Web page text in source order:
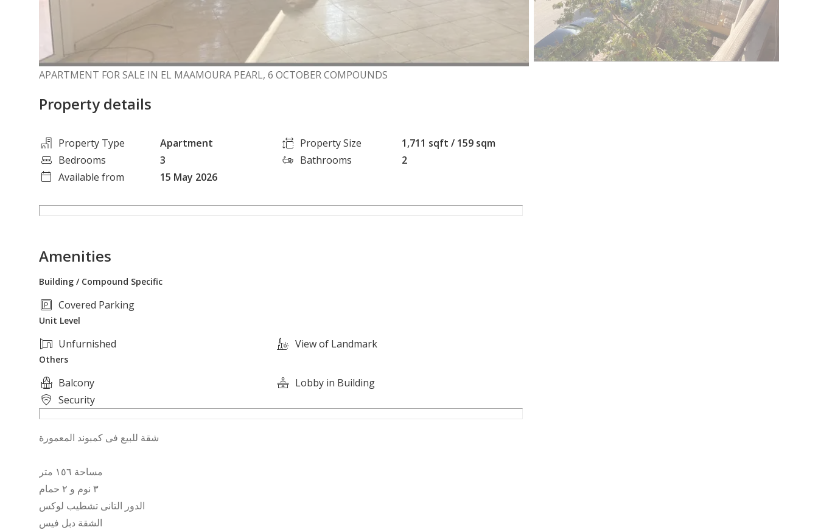
APARTMENT FOR SALE IN EL MAAMOURA PEARL, 6 OCTOBER COMPOUNDS
Property details
Property Type Apartment Property Size
1,711 sqft / 159 sqm
Bedrooms
3 Bathrooms
2
Available from
15 May 2026
Amenities
Building / Compound Specific
Covered Parking
Unit Level
Unfurnished View of Landmark
Others
Balcony
Lobby in Building
Security
شقة للبيع فى كمبوند المعمورة